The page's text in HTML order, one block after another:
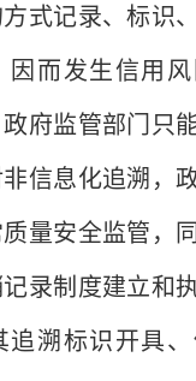
式记录、标识
因而发生信用
府监管部门只
信息化追溯，
量安全监管，
录制度建立和
追溯标识开具